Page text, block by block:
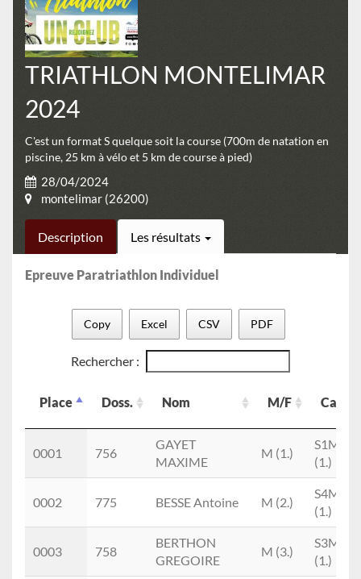
TRIATHLON MONTELIMAR
2024
C'est un format S quelque soit la course (700m de natation en
piscine, 25 km à vélo et 5 km de course à pied)
28/04/2024
montelimar (26200)
Description Les résultats
Epreuve Paratriathlon Individuel
Copy Excel CSV PDF
Rechercher :
Place Doss. Nom M/F Cat.
Nom
Cat.
0001
756
GAYET
MAXIME
M (1.)
S1M
(1.)
0002 775 BESSE Antoine M (2.)
S4M
(1.)
0003 758
BERTHON
GREGOIRE
M (3.)
S3M
(1.)